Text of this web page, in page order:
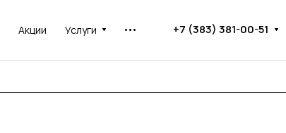
Акции Услуги +7 (383) 381-00-51